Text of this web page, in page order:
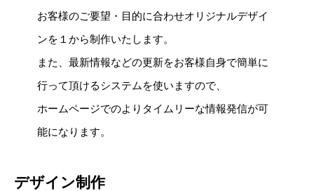
お客様のご要望・目的に合わせオリジナルデザイ
ンを１から制作いたします。
また、最新情報などの更新をお客様自身で簡単に
行って頂けるシステムを使いますので、
ホームページでのよりタイムリーな情報発信が可
能になります。
デザイン制作